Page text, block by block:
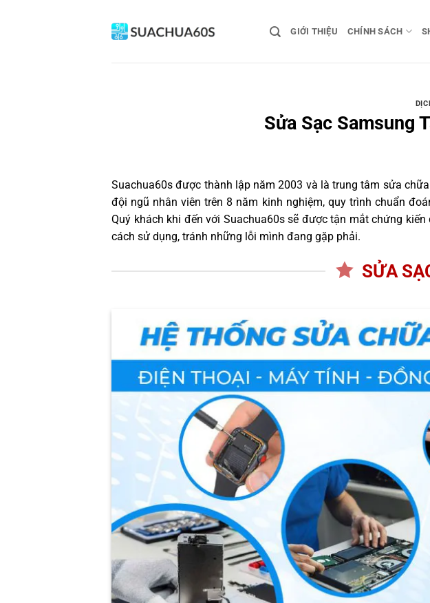
GIỚI THIỆU CHÍNH SÁCH
Sửa Sạc Samsung
Suachua60s được thành lập năm 2003 và là trung tâm sửa
đội ngũ nhân viên trên 8 năm kinh nghiệm, quy trình chuẩn
Quý khách khi đến với Suachua60s sẽ được tận mắt chứng
cách sử dụng, tránh những lỗi mình đang gặp phải.
SỬA